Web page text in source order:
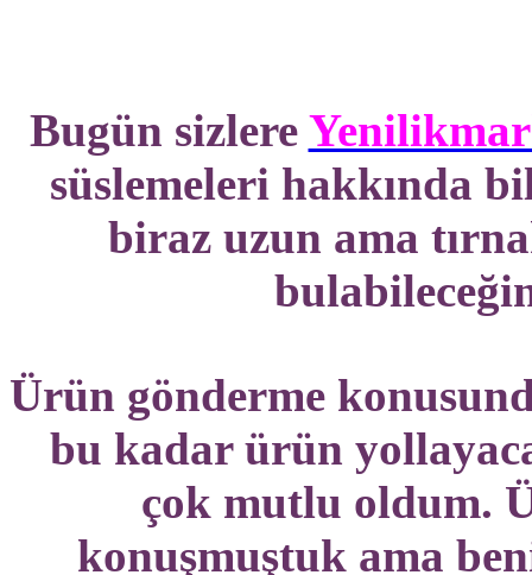
Bugün sizlere
süslemeleri hakkında
biraz uzun ama
Ürün gönderme
bu kadar ürün
çok mutlu oldum.
konuşmuştuk ama